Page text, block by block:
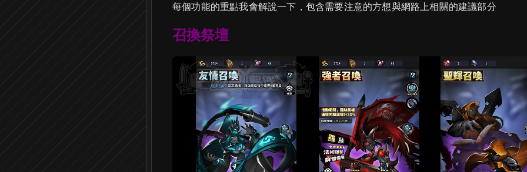
每個功能的重點我會解說一下，包含需要注意的方想與網路上相關的建議部分
召換祭壇